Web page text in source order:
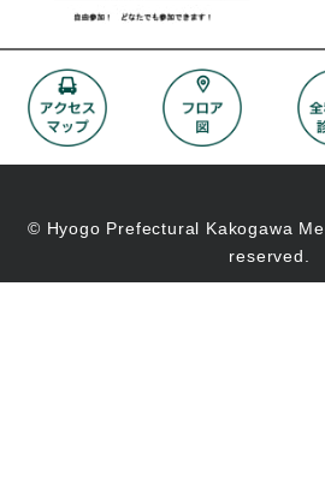
© Hyogo Prefectural Kakogawa
reserved.